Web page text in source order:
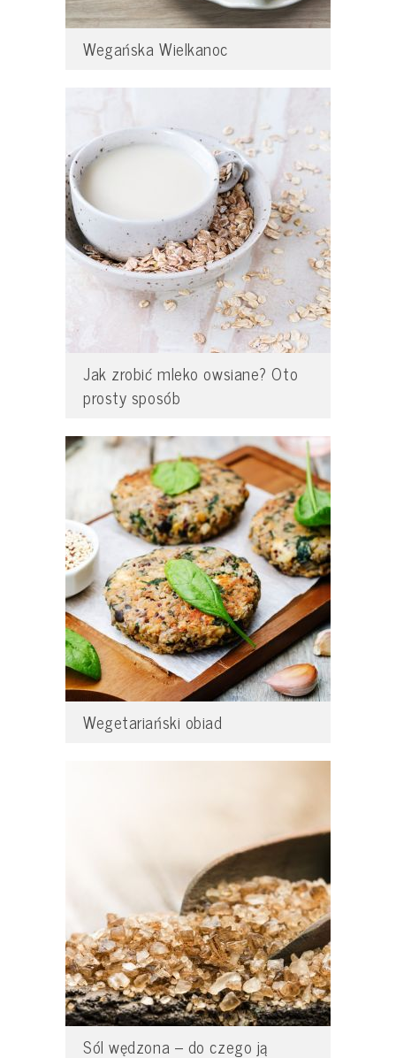
Wegańska Wielkanoc
Jak zrobić mleko owsiane? Oto
prosty sposób
Wegetariański obiad
Sól wędzona – do czego ją